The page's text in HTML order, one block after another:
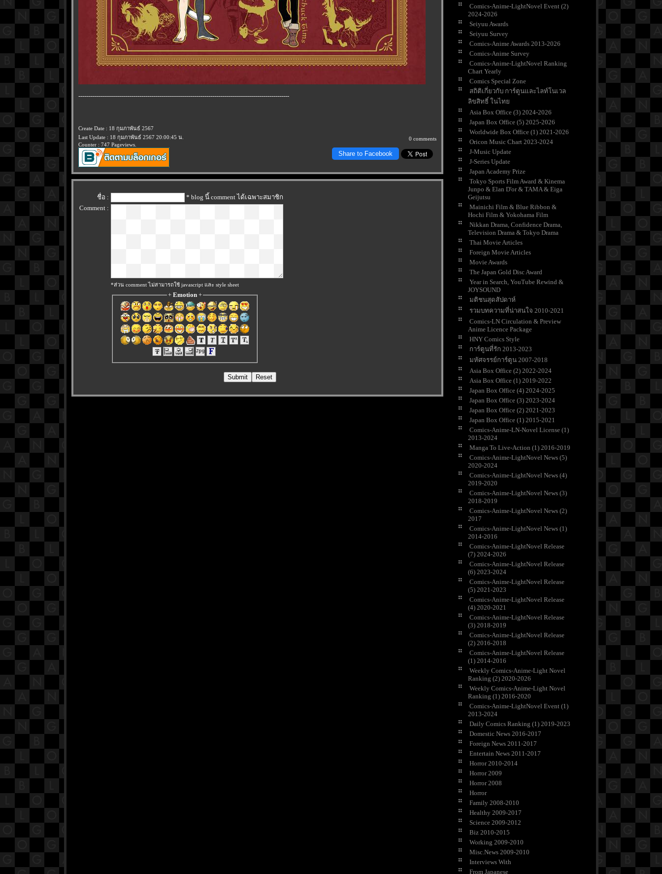
-----------------------------------------------------------------------------------------------------------
Create Date : 18 กุมภาพันธ์ 2567
Last Update : 18 กุมภาพันธ์ 2567 20:00:45 น.
Counter : 747 Pageviews.
0 comments
Share to Facebook
ชื่อ :
* blog นี้ comment ได้เฉพาะสมาชิก
Comment :
*ส่วน comment ไม่สามารถใช้ javascript และ style sheet
+ Emotion+
Comics-Anime-LightNovel Event (2)
2024-2026
Seiyuu Awards
Seiyuu Survey
Comics-Anime Awards 2013-2026
Comics-Anime Survey
Comics-Anime-LightNovel Ranking
Chart Yearly
Comics Special Zone
สถิติเกี่ยวกับ การ์ตูนและไลท์โนเวล
ลิขสิทธิ์ ในไท
Asia Box Office (3) 2024-2026
Japan Box Office (5) 2025-2026
Worldwide Box Office (1) 2021-2026
Oricon Music Chart 2023-2024
J-Music Update
J-Series Update
Japan Academy Prize
Tokyo Sports Film Award & Kinema
Junpo & Elan D'or & TAMA & Eiga
Geijutsu
Mainichi Film & Blue Ribbon &
Hochi Film & Yokohama Film
Nikkan Drama, Confidence Drama,
Television Drama & Tokyo Drama
Thai Movie Articles
Foreign Movie Articles
Movie Awards
The Japan Gold Disc Award
Year in Search, YouTube Rewind &
JOYSOUND
มติชนสุดสัปดาห์
รวมบทความที่น่าสนใจ 2010-2021
Comics-LN Circulation & Preview
Anime Licence Package
HNY Comics Style
การ์ตูนที่รัก 2013-2023
มหัศจรรย์การ์ตูน 2007-2018
Asia Box Office (2) 2022-2024
Asia Box Office (1) 2019-2022
Japan Box Office (4) 2024-2025
Japan Box Office (3) 2023-2024
Japan Box Office (2) 2021-2023
Japan Box Office (1) 2015-2021
Comics-Anime-LN-Novel License (1)
2013-2024
Manga To Live-Action (1) 2016-2019
Comics-Anime-LightNovel News (5)
2020-2024
Comics-Anime-LightNovel News (4)
2019-2020
Comics-Anime-LightNovel News (3)
2018-2019
Comics-Anime-LightNovel News (2)
2017
Comics-Anime-LightNovel News (1)
2014-2016
Comics-Anime-LightNovel Release
(7) 2024-2026
Comics-Anime-LightNovel Release
(6) 2023-2024
Comics-Anime-LightNovel Release
(5) 2021-2023
Comics-Anime-LightNovel Release
(4) 2020-2021
Comics-Anime-LightNovel Release
(3) 2018-2019
Comics-Anime-LightNovel Release
(2) 2016-2018
Comics-Anime-LightNovel Release
(1) 2014-2016
Weekly Comics-Anime-Light Novel
Ranking (2) 2020-2026
Weekly Comics-Anime-Light Novel
Ranking (1) 2016-2020
Comics-Anime-LightNovel Event (1)
2013-2024
Daily Comics Ranking (1) 2019-2023
Domestic News 2016-2017
Foreign News 2011-2017
Entertain News 2011-2017
Horror 2010-2014
Horror 2009
Horror 2008
Horror
Family 2008-2010
Healthy 2009-2017
Science 2009-2012
Biz 2010-2015
Working 2009-2010
Misc.News 2009-2010
Interviews With
From Japanese